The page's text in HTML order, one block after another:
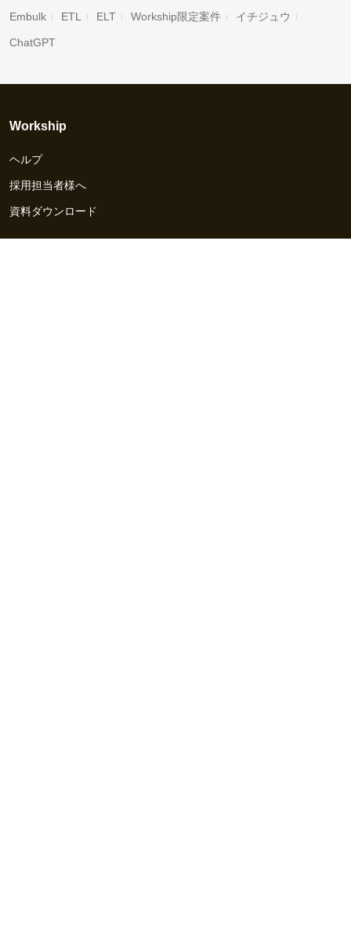
Embulk ETL ELT Workship限定案件 イチジュウ
ChatGPT
Workship
ヘルプ
採用担当者様へ
資料ダウンロード